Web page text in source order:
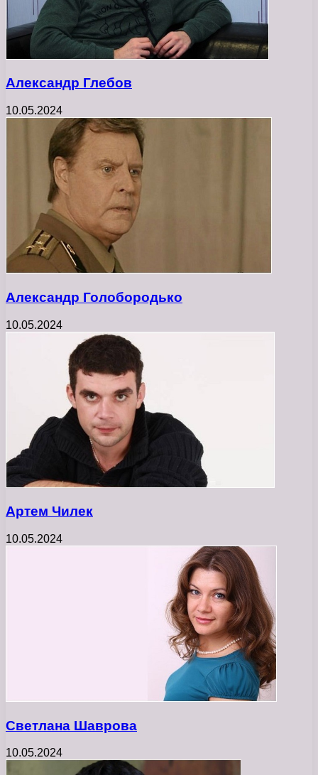
Александр Глебов
10.05.2024
Александр Голобородько
10.05.2024
Артем Чилек
10.05.2024
Светлана Шаврова
10.05.2024